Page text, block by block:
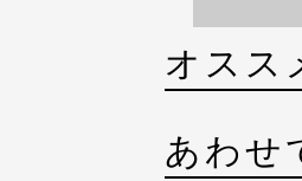
オスス
あわせ